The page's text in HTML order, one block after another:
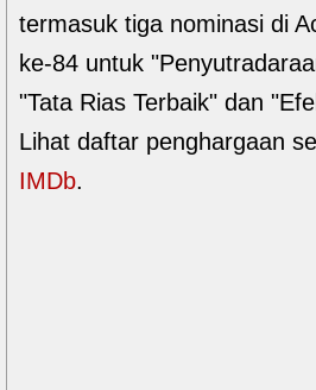
termasuk tiga nominasi di
ke-84 untuk
"Tata Rias Terbaik" dan
Lihat daftar penghargaan
IMDb.